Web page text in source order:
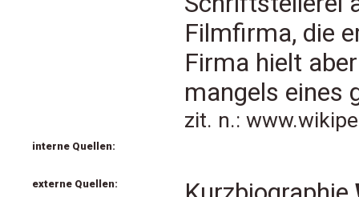
Filmfirma, die
Firma hielt
mangels eines
zit. n.:
interne Quellen:
externe Quellen: